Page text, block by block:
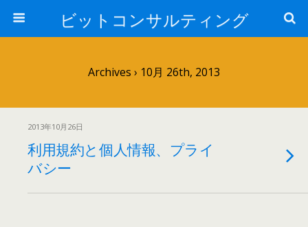
ビットコンサルティング
Archives › 10月 26th, 2013
2013年10月26日
利用規約と個人情報、プライ
バシー